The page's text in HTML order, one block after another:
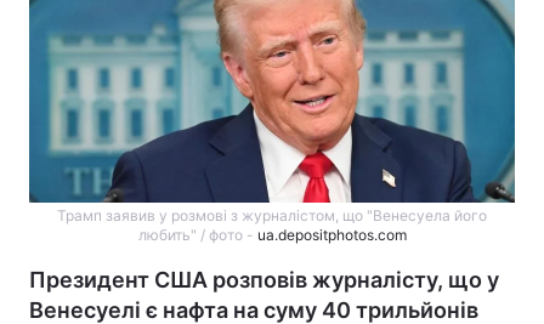
Трамп заявив у розмові з журналістом, що "Венесуела його
любить" / фото - ua.depositphotos.com
Президент США розповів журналісту, що у
Венесуелі є нафта на суму 40 трильйонів